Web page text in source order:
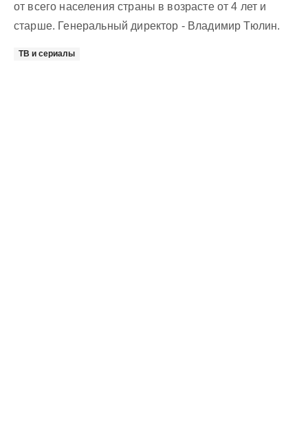
от всего населения страны в возрасте от 4 лет и
старше. Генеральный директор - Владимир Тюлин.
ТВ и сериалы